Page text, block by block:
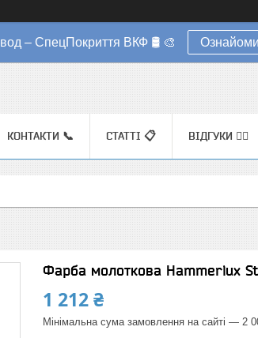
– СпецПокриття ВКФ 🛢️ 🎨
КОНТАКТИ 📞 СТАТТІ 📋 ВІДГУКИ ✍🏼
Фарба молоткова Hammerlux
1 212 ₴
Мінімальна сума замовлення на сайті — 2